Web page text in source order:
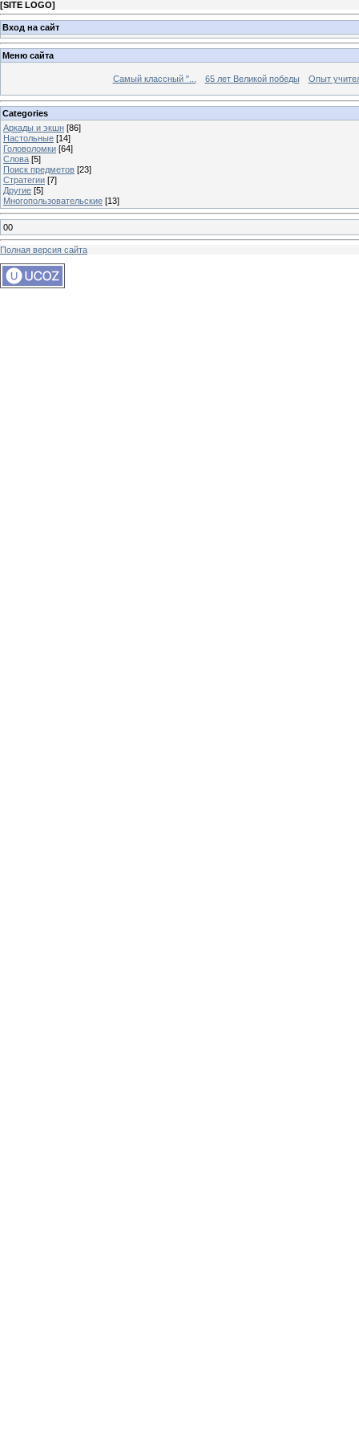
[SITE LOGO]
Вход на сайт
Меню сайта
Самый классный "... 65 лет Великой победы Опыт
Categories
Аркады и экшн [86]
Настольные [14]
Головоломки [64]
Слова [5]
Поиск предметов [23]
Стратегии [7]
Другие [5]
Многопользовательские [13]
00
Полная версия сайта